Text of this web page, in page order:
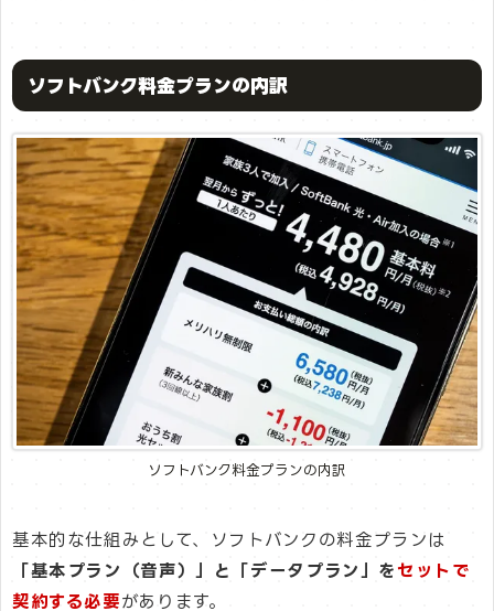
ソフトバンク料金プランの内訳
ソフトバンク料金プランの内訳
基本的な仕組みとして、ソフトバンクの料金プランは
「基本プラン（音声）」と「データプラン」を セットで
契約する必要があります。